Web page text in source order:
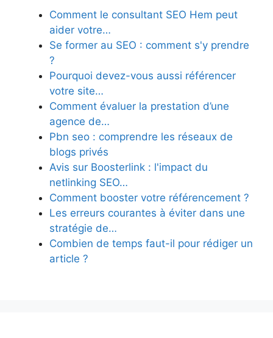
Comment le consultant SEO Hem peut
aider votre…
Se former au SEO : comment s'y prendre
?
Pourquoi devez-vous aussi référencer
votre site…
Comment évaluer la prestation d’une
agence de…
Pbn seo : comprendre les réseaux de
blogs privés
Avis sur Boosterlink : l'impact du
netlinking SEO…
Comment booster votre référencement ?
Les erreurs courantes à éviter dans une
stratégie de…
Combien de temps faut-il pour rédiger un
article ?